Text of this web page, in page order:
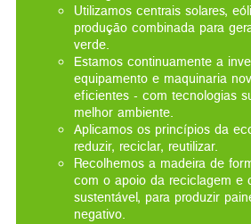
Utilizamos centrais solares,
produção combinada para
verde.
Estamos continuamente a
equipamento e maquinaria
eficientes - com tecnologias
melhor ambiente.
Aplicamos os princípios da
reduzir, reciclar, reutilizar.
Recolhemos a madeira de
com o apoio da reciclagem e
sustentável, para produzir
negativo.